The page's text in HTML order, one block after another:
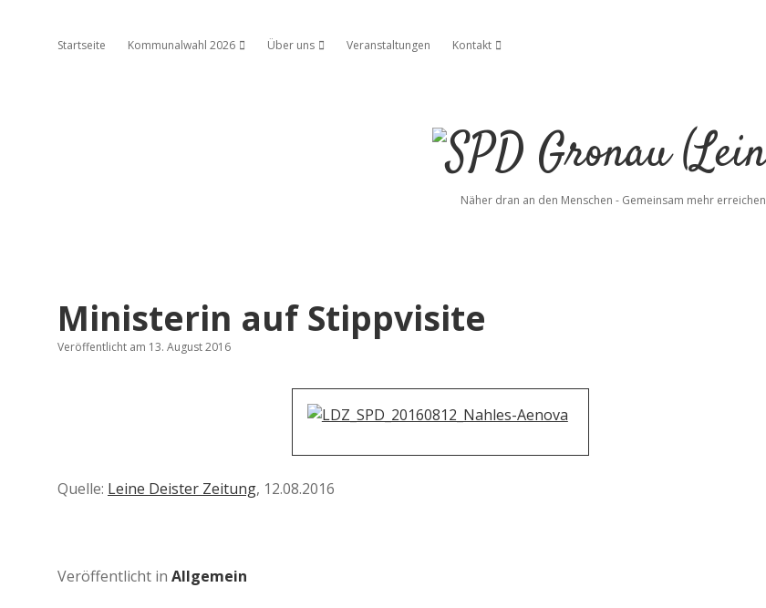
Startseite Kommunalwahl 2026 Dropdown-Menü öffnen
Über uns Dropdown-Menü öffnen
Veranstaltungen Kontakt Dropdown-Menü öffnen
SPD
Gronau
Näher dran an den Menschen - Gemeinsam mehr erreichen
Ministerin auf Stippvisite
Veröffentlicht am 13. August 2016
Quelle: Leine Deister Zeitung, 12.08.2016
Veröffentlicht in Allgemein